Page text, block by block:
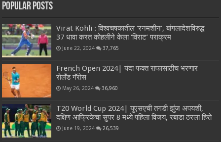
Popular Posts
Virat Kohli : विश्वचषकातील ‘रनमशीन’, बांगलादेशविरुद्ध
37 धावा करत कोहलीने केला ‘विराट’ पराक्रम
June 22, 2024 37,765
French Open 2024| यंदा फक्त राफासाठीच भरणार
रोलॅंड गॅरोस
May 26, 2024 36,960
T20 World Cup 2024| युएसएची तगडी झुंज अपयशी,
दक्षिण आफ्रिकेचा सुपर 8 मध्ये पहिला विजय, रबाडा ठरला हिरो
June 19, 2024 26,539